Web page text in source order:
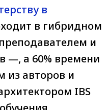
в
в гибридном
и
—, а 60% времени
из авторов и
IBS